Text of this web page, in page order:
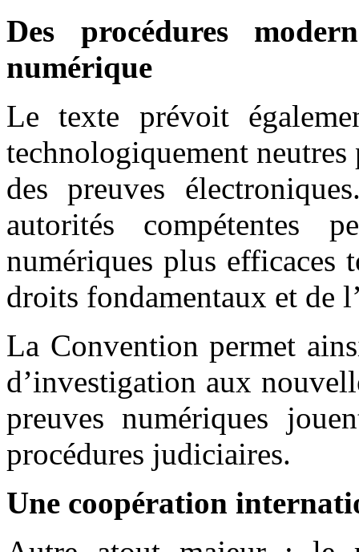
Des procédures
numérique
Le texte prévoit
technologiquement
des preuves
autorités compétentes
numériques plus efficaces
droits fondamentaux et de
La Convention permet
d’investigation aux
preuves numériques
procédures judiciaires.
Une coopération